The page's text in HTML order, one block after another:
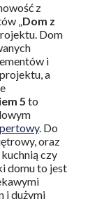
z
„Dom z
Dom
i
a
5 to
. Do
oraz
czy
domu to jest
i dużymi